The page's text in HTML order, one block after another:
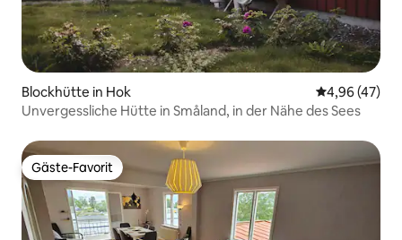
Blockhütte in Hok
4,96 (47)
Unvergessliche Hütte in Småland, in der Nähe des Sees
Gäste-Favorit
Gäste-Favorit